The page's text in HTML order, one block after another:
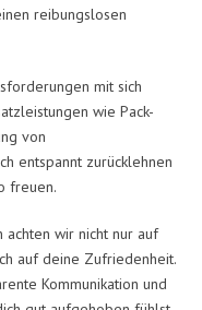
reibungslosen
mit sich
wie Pack-
von
entspannt zurücklehnen
freuen.
achten wir nicht nur auf
auf deine Zufriedenheit.
Kommunikation und